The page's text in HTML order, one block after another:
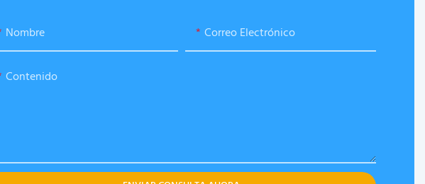
Nombre Correo Electrónico
Contenido